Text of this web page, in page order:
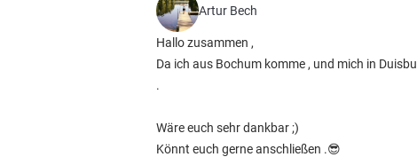
Artur Bech
Hallo zusammen ,
Da ich aus Bochum komme , und mich in
.
Wäre euch sehr dankbar ;)
Könnt euch gerne anschließen .😎